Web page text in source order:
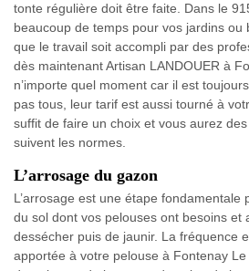
tonte régulière doit être faite. Dans le
beaucoup de temps pour vos jardins ou
que le travail soit accompli par des
dès maintenant Artisan LANDOUER à
n’importe quel moment car il est
pas tous, leur tarif est aussi tourné à
suffit de faire un choix et vous aurez
suivent les normes.
L’arrosage du gazon
L’arrosage est une étape fondamentale
du sol dont vos pelouses ont besoins et
dessécher puis de jaunir. La fréquence
apportée à votre pelouse à Fontenay